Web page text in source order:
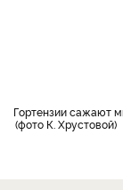
Гортензии сажают
фото К. Хрустовой